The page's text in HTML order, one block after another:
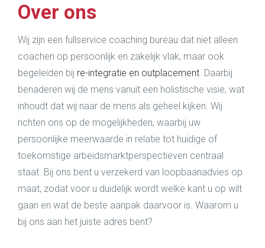
Over ons
Wij zijn een fullservice coaching bureau dat niet alleen
coachen op persoonlijk en zakelijk vlak, maar ook
begeleiden bij re-integratie en outplacement. Daarbij
benaderen wij de mens vanuit een holistische visie, wat
inhoudt dat wij naar de mens als geheel kijken. Wij
richten ons op de mogelijkheden, waarbij uw
persoonlijke meerwaarde in relatie tot huidige of
toekomstige arbeidsmarktperspectieven centraal
staat. Bij ons bent u verzekerd van loopbaanadvies op
maat, zodat voor u duidelijk wordt welke kant u op wilt
gaan en wat de beste aanpak daarvoor is. Waarom u
bij ons aan het juiste adres bent?